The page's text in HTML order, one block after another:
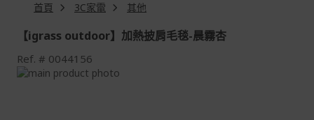
首頁 3C家電 其他
【igrass outdoor】加熱披肩毛毯-晨霧杏
Ref. 0044156
Skip